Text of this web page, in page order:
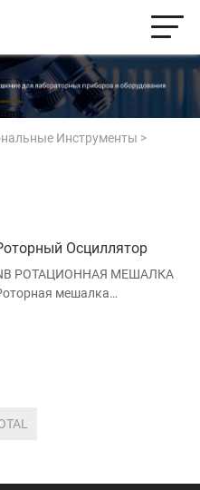
Инструменты >
Осциллятор
РОТАЦИОННАЯ МЕШАЛКА
мешалка